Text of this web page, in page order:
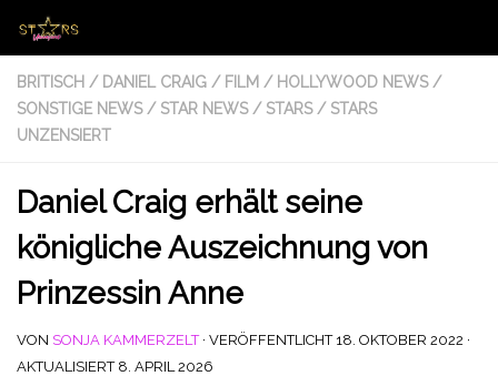
Zum Inhalt springen
BRITISCH / DANIEL CRAIG / FILM / HOLLYWOOD NEWS /
SONSTIGE NEWS / STAR NEWS / STARS / STARS
UNZENSIERT
Daniel Craig erhält seine
königliche Auszeichnung von
Prinzessin Anne
VON SONJA KAMMERZELT · VERÖFFENTLICHT 18. OKTOBER 2022 ·
AKTUALISIERT 8. APRIL 2026